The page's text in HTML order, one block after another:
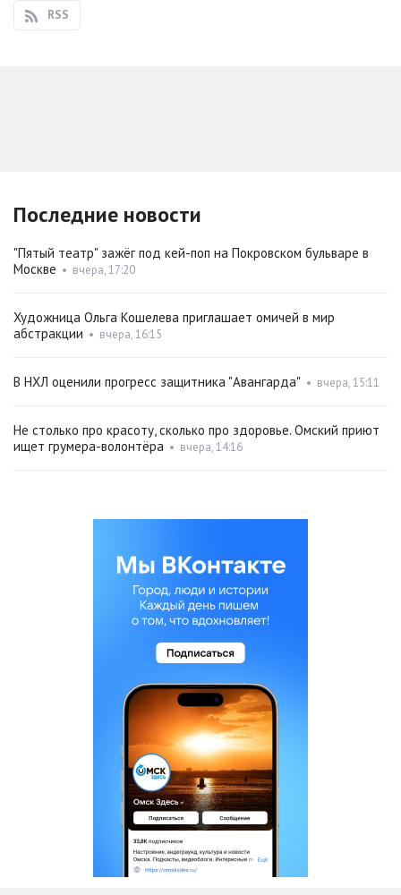
RSS
Последние новости
"Пятый театр" зажёг под кей-поп на Покровском бульваре в
Москве • вчера, 17:20
Художница Ольга Кошелева приглашает омичей в мир
абстракции • вчера, 16:15
В НХЛ оценили прогресс защитника "Авангарда" • вчера, 15:11
Не столько про красоту, сколько про здоровье. Омский приют
ищет грумера-волонтёра • вчера, 14:16